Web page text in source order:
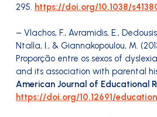
295. https://doi.org/10.1038/
– Vlachos, F., Avramidis, E.,
Ntalla, I., & Giannakopoulou, M.
Proporção entre os sexos of
and its association with parental
American Journal of Educational
https://doi.org/10.12691/